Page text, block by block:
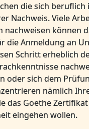
die sich
Nachweis. Viele
nachweisen
die Anmeldung an
Schritt erheblich
oder sich dem
nämlich
das Goethe
eingehen wollen.